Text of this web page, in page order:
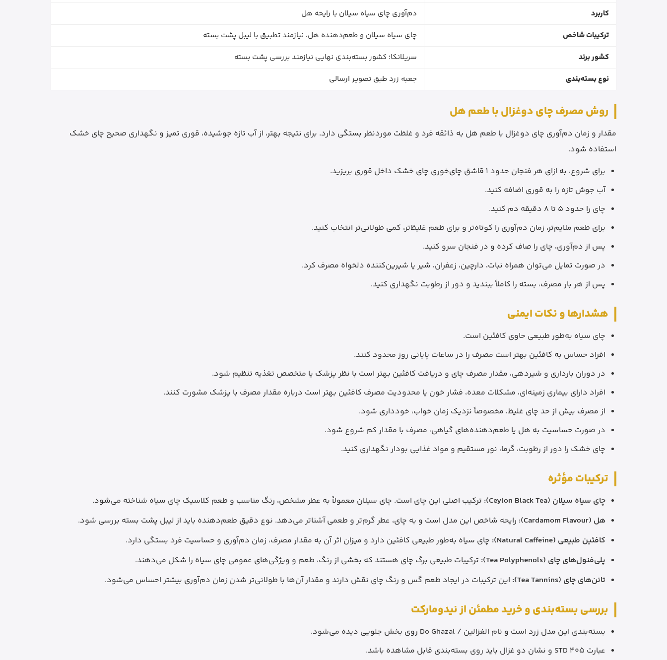
کاربرد
دم‌آوری چای سیاه سیلان با رایحه هل
ترکیبات شاخص
چای سیاه سیلان و طعم‌دهنده هل، نیازمند تطبیق با لیبل پشت بسته
کشور برند
سریلانکا؛ کشور بسته‌بندی نهایی نیازمند بررسی پشت بسته
نوع بسته‌بندی
جعبه زرد طبق تصویر ارسالی
روش مصرف چای دوغزال با طعم هل
مقدار و زمان دم‌آوری چای دوغزال با طعم هل به ذائقه فرد و غلظت موردنظر بستگی دارد. برای نتیجه بهتر، از آب تازه جوشیده، قوری تمیز و نگهداری صحیح چای خشک
استفاده شود.
برای شروع، به ازای هر فنجان حدود 1 قاشق چای‌خوری چای خشک داخل قوری بریزید.
آب جوش تازه را به قوری اضافه کنید.
چای را حدود 5 تا 8 دقیقه دم کنید.
برای طعم ملایم‌تر، زمان دم‌آوری را کوتاه‌تر و برای طعم غلیظ‌تر، کمی طولانی‌تر انتخاب کنید.
پس از دم‌آوری، چای را صاف کرده و در فنجان سرو کنید.
در صورت تمایل می‌توان همراه نبات، دارچین، زعفران، شیر یا شیرین‌کننده دلخواه مصرف کرد.
پس از هر بار مصرف، بسته را کاملاً ببندید و دور از رطوبت نگهداری کنید.
هشدارها و نکات ایمنی
چای سیاه به‌طور طبیعی حاوی کافئین است.
افراد حساس به کافئین بهتر است مصرف را در ساعات پایانی روز محدود کنند.
در دوران بارداری و شیردهی، مقدار مصرف چای و دریافت کافئین بهتر است با نظر پزشک یا متخصص تغذیه تنظیم شود.
افراد دارای بیماری زمینه‌ای، مشکلات معده، فشار خون یا محدودیت مصرف کافئین بهتر است درباره مقدار مصرف با پزشک مشورت کنند.
از مصرف بیش از حد چای غلیظ، مخصوصاً نزدیک زمان خواب، خودداری شود.
در صورت حساسیت به هل یا طعم‌دهنده‌های گیاهی، مصرف با مقدار کم شروع شود.
چای خشک را دور از رطوبت، گرما، نور مستقیم و مواد غذایی بودار نگهداری کنید.
ترکیبات مؤثره
چای سیاه سیلان (Ceylon Black Tea):
ترکیب اصلی این چای است. چای سیلان معمولاً به عطر مشخص، رنگ مناسب و طعم کلاسیک چای سیاه شناخته می‌شود.
هل (Cardamom Flavour):
رایحه شاخص این مدل است و به چای، عطر گرم‌تر و طعمی آشناتر می‌دهد. نوع دقیق طعم‌دهنده باید از لیبل پشت بسته بررسی شود.
کافئین طبیعی (Natural Caffeine):
چای سیاه به‌طور طبیعی کافئین دارد و میزان اثر آن به مقدار مصرف، زمان دم‌آوری و حساسیت فرد بستگی دارد.
پلی‌فنول‌های چای (Tea Polyphenols):
ترکیبات طبیعی برگ چای هستند که بخشی از رنگ، طعم و ویژگی‌های عمومی چای سیاه را شکل می‌دهند.
تانن‌های چای (Tea Tannins):
این ترکیبات در ایجاد طعم گس و رنگ چای نقش دارند و مقدار آن‌ها با طولانی‌تر شدن زمان دم‌آوری بیشتر احساس می‌شود.
بررسی بسته‌بندی و خرید مطمئن از نیدومارکت
بسته‌بندی این مدل زرد است و نام الغزالین / Do Ghazal روی بخش جلویی دیده می‌شود.
عبارت STD 405 و نشان دو غزال باید روی بسته‌بندی قابل مشاهده باشد.